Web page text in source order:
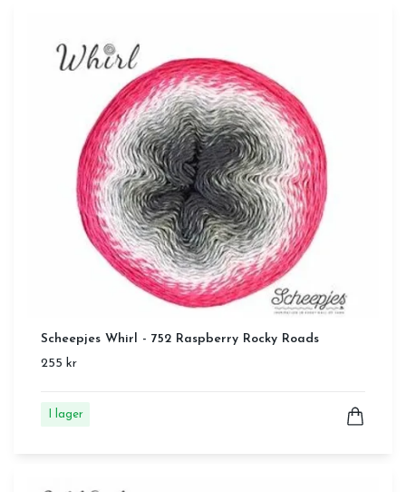
Scheepjes Whirl - 752 Raspberry Rocky Roads
255 kr
I lager